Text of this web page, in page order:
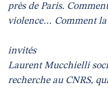
près de Paris.
violence… Comment
invités
Laurent Mucchielli
recherche au CNRS,